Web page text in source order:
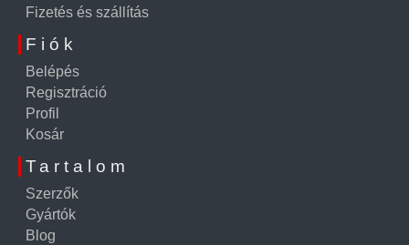
Fizetés és szállítás
Fiók
Belépés
Regisztráció
Profil
Kosár
Tartalom
Szerzők
Gyártók
Blog